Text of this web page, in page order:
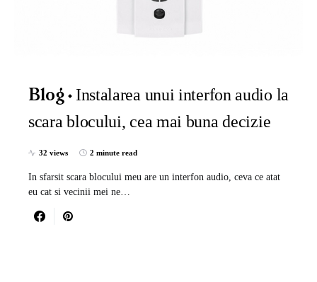
Blog
Instalarea unui interfon audio la
scara blocului, cea mai buna decizie
32 views 2 minute read
In sfarsit scara blocului meu are un interfon audio, ceva ce atat
eu cat si vecinii mei ne…